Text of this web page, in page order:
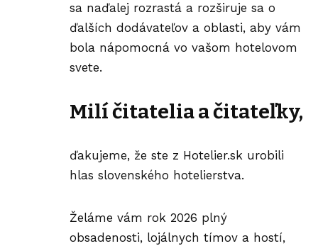
sa naďalej rozrastá a rozširuje sa o
ďalších dodávateľov a oblasti, aby vám
bola nápomocná vo vašom hotelovom
svete.
Milí čitatelia a čitateľky,
​ďakujeme, že ste z Hotelier.sk urobili
hlas slovenského hotelierstva.
Želáme vám rok 2026 plný
obsadenosti, lojálnych tímov a hostí,